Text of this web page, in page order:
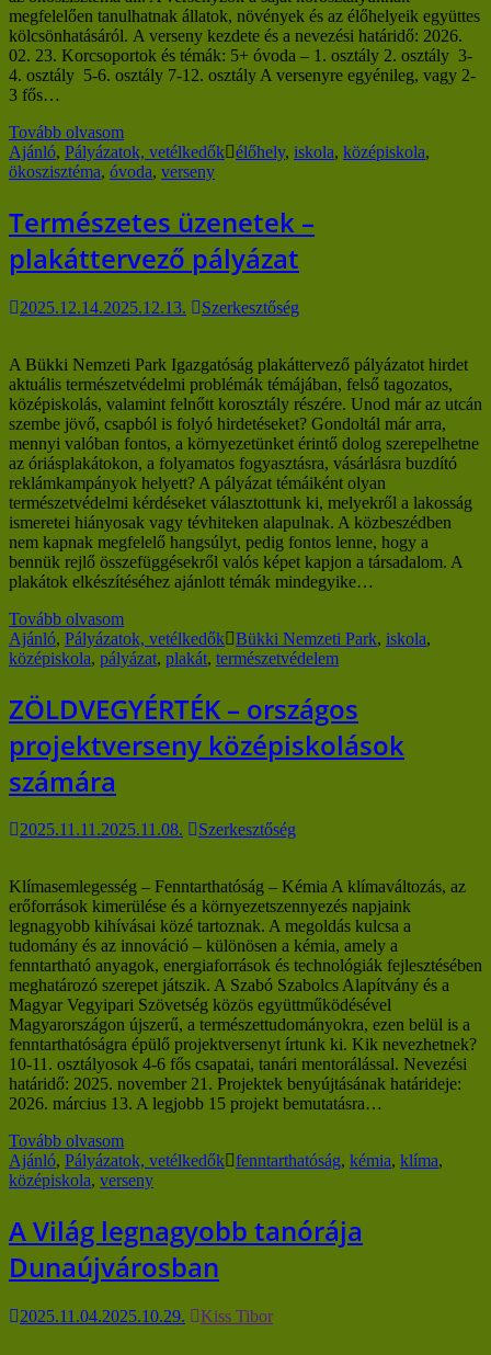
megfelelően tanulhatnak állatok, növények és az élőhelyeik együttes
kölcsönhatásáról. A verseny kezdete és a nevezési határidő: 2026.
02. 23. Korcsoportok és témák: 5+ óvoda – 1. osztály 2. osztály 3-
4. osztály 5-6. osztály 7-12. osztály A versenyre egyénileg, vagy 2-
3 fős…
Tovább olvasom
Ajánló, Pályázatok, vetélkedők élőhely, iskola, középiskola,
ökoszisztéma, óvoda, verseny
Természetes üzenetek –
plakáttervező pályázat
2025.12.14.2025.12.13. Szerkesztőség
A Bükki Nemzeti Park Igazgatóság plakáttervező pályázatot hirdet
aktuális természetvédelmi problémák témájában, felső tagozatos,
középiskolás, valamint felnőtt korosztály részére. Unod már az utcán
szembe jövő, csapból is folyó hirdetéseket? Gondoltál már arra,
mennyi valóban fontos, a környezetünket érintő dolog szerepelhetne
az óriásplakátokon, a folyamatos fogyasztásra, vásárlásra buzdító
reklámkampányok helyett? A pályázat témáiként olyan
természetvédelmi kérdéseket választottunk ki, melyekről a lakosság
ismeretei hiányosak vagy tévhiteken alapulnak. A közbeszédben
nem kapnak megfelelő hangsúlyt, pedig fontos lenne, hogy a
bennük rejlő összefüggésekről valós képet kapjon a társadalom. A
plakátok elkészítéséhez ajánlott témák mindegyike…
Tovább olvasom
Ajánló, Pályázatok, vetélkedők Bükki Nemzeti Park, iskola,
középiskola, pályázat, plakát, természetvédelem
ZÖLDVEGYÉRTÉK – országos
projektverseny középiskolások
számára
2025.11.11.2025.11.08. Szerkesztőség
Klímasemlegesség – Fenntarthatóság – Kémia A klímaváltozás, az
erőforrások kimerülése és a környezetszennyezés napjaink
legnagyobb kihívásai közé tartoznak. A megoldás kulcsa a
tudomány és az innováció – különösen a kémia, amely a
fenntartható anyagok, energiaforrások és technológiák fejlesztésében
meghatározó szerepet játszik. A Szabó Szabolcs Alapítvány és a
Magyar Vegyipari Szövetség közös együttműködésével
Magyarországon újszerű, a természettudományokra, ezen belül is a
fenntarthatóságra épülő projektversenyt írtunk ki. Kik nevezhetnek?
10-11. osztályosok 4-6 fős csapatai, tanári mentorálással. Nevezési
határidő: 2025. november 21. Projektek benyújtásának határideje:
2026. március 13. A legjobb 15 projekt bemutatásra…
Tovább olvasom
Ajánló, Pályázatok, vetélkedők fenntarthatóság, kémia, klíma,
középiskola, verseny
A Világ legnagyobb tanórája
Dunaújvárosban
2025.11.04.2025.10.29. Kiss Tibor